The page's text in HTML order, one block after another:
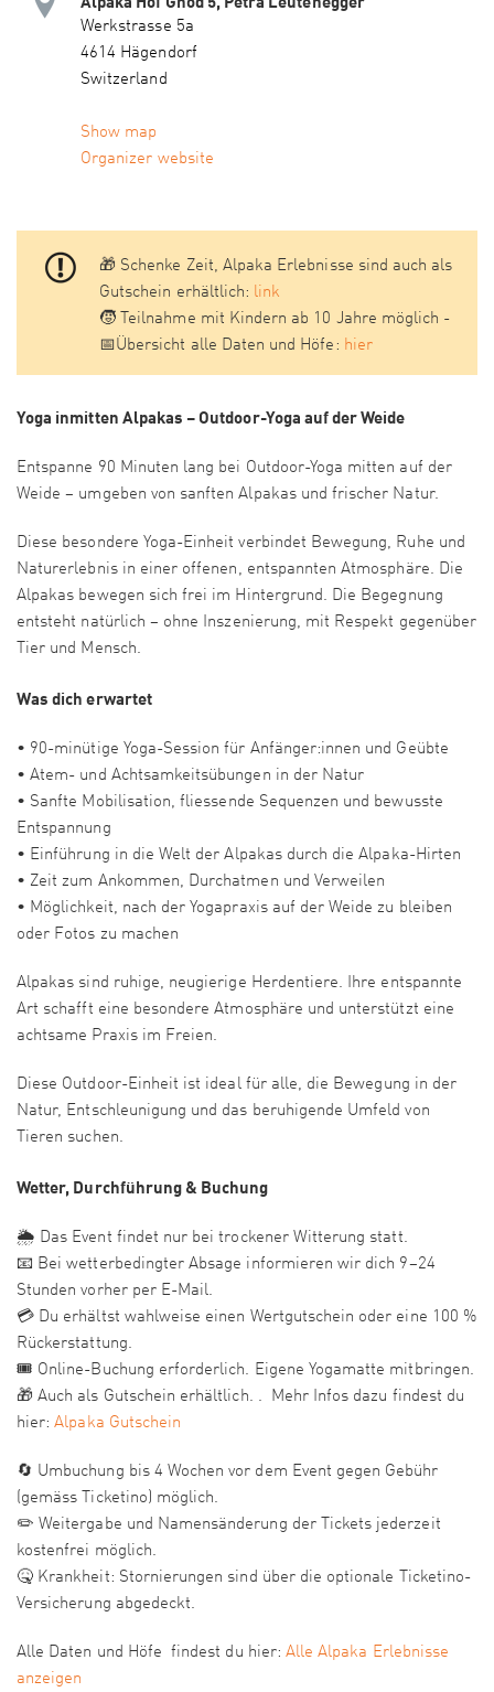
Werkstrasse 5a
4614 Hägendorf
Switzerland
Show map
Organizer website
🎁 Schenke Zeit, Alpaka Erlebnisse sind auch als
Gutschein erhältlich: link
🧒 Teilnahme mit Kindern ab 10 Jahre möglich -
📅Übersicht alle Daten und Höfe: hier
Yoga inmitten Alpakas – Outdoor-Yoga auf der Weide
Entspanne 90 Minuten lang bei Outdoor-Yoga mitten auf der
Weide – umgeben von sanften Alpakas und frischer Natur.
Diese besondere Yoga-Einheit verbindet Bewegung, Ruhe und
Naturerlebnis in einer offenen, entspannten Atmosphäre. Die
Alpakas bewegen sich frei im Hintergrund. Die Begegnung
entsteht natürlich – ohne Inszenierung, mit Respekt gegenüber
Tier und Mensch.
Was dich erwartet
• 90-minütige Yoga-Session für Anfänger:innen und Geübte
• Atem- und Achtsamkeitsübungen in der Natur
• Sanfte Mobilisation, fliessende Sequenzen und bewusste
Entspannung
• Einführung in die Welt der Alpakas durch die Alpaka-Hirten
• Zeit zum Ankommen, Durchatmen und Verweilen
• Möglichkeit, nach der Yogapraxis auf der Weide zu bleiben
oder Fotos zu machen
Alpakas sind ruhige, neugierige Herdentiere. Ihre entspannte
Art schafft eine besondere Atmosphäre und unterstützt eine
achtsame Praxis im Freien.
Diese Outdoor-Einheit ist ideal für alle, die Bewegung in der
Natur, Entschleunigung und das beruhigende Umfeld von
Tieren suchen.
Wetter, Durchführung & Buchung
🌦️ Das Event findet nur bei trockener Witterung statt.
📧 Bei wetterbedingter Absage informieren wir dich 9–24
Stunden vorher per E-Mail.
💳 Du erhältst wahlweise einen Wertgutschein oder eine 100 %
Rückerstattung.
🎟️ Online-Buchung erforderlich. Eigene Yogamatte mitbringen.
🎁 Auch als Gutschein erhältlich. . Mehr Infos dazu findest du
hier: Alpaka Gutschein
🔄 Umbuchung bis 4 Wochen vor dem Event gegen Gebühr
(gemäss Ticketino) möglich.
✏️ Weitergabe und Namensänderung der Tickets jederzeit
kostenfrei möglich.
🤒 Krankheit: Stornierungen sind über die optionale Ticketino-
Versicherung abgedeckt.
Alle Daten und Höfe findest du hier: Alle Alpaka Erlebnisse
anzeigen